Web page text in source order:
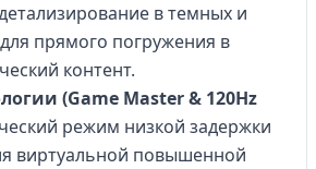
в темных и
прямого погружения в
контент.
(Game Master & 120Hz
режим низкой задержки
виртуальной повышенной